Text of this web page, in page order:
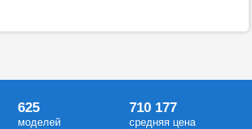
625
моделей
710 177
средняя цена